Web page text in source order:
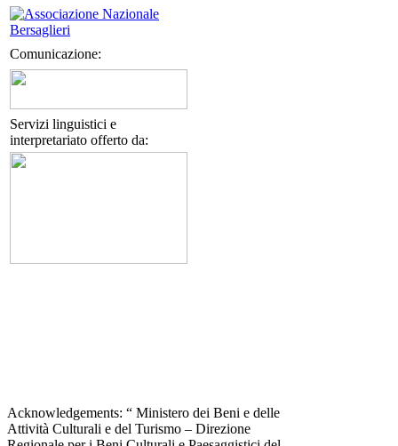
Comunicazione:
Servizi linguistici e
interpretariato offerto da:
Acknowledgements: “ Ministero dei Beni e delle
Attività Culturali e del Turismo – Direzione